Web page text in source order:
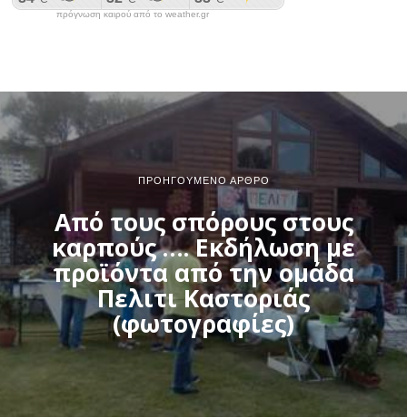
πρόγνωση καιρού από το weather.gr
ΠΡΟΗΓΟΎΜΕΝΟ ΆΡΘΡΟ
Από τους σπόρους στους
καρπούς …. Εκδήλωση με
προϊόντα από την ομάδα
Πελιτι Καστοριάς
(φωτογραφίες)